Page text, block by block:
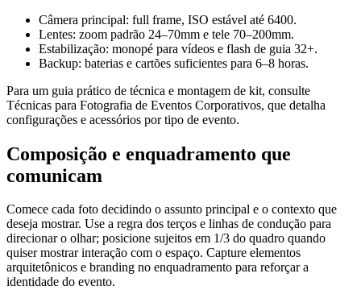
Câmera principal: full frame, ISO estável até 6400.
Lentes: zoom padrão 24–70mm e tele 70–200mm.
Estabilização: monopé para vídeos e flash de guia 32+.
Backup: baterias e cartões suficientes para 6–8 horas.
Para um guia prático de técnica e montagem de kit, consulte
Técnicas para Fotografia de Eventos Corporativos, que detalha
configurações e acessórios por tipo de evento.
Composição e enquadramento que
comunicam
Comece cada foto decidindo o assunto principal e o contexto que
deseja mostrar. Use a regra dos terços e linhas de condução para
direcionar o olhar; posicione sujeitos em 1/3 do quadro quando
quiser mostrar interação com o espaço. Capture elementos
arquitetônicos e branding no enquadramento para reforçar a
identidade do evento.